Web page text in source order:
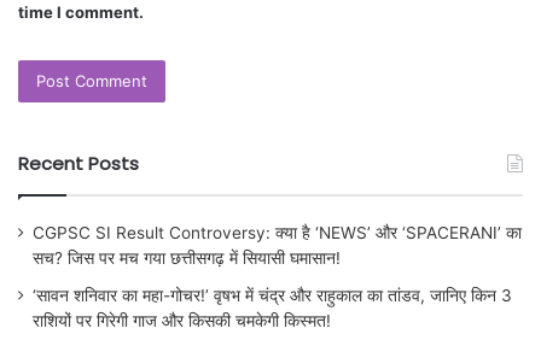
time I comment.
Recent Posts
CGPSC SI Result Controversy: क्या है ‘NEWS’ और ‘SPACERANI’ का
सच? जिस पर मच गया छत्तीसगढ़ में सियासी घमासान!
‘सावन शनिवार का महा-गोचर!’ वृषभ में चंद्र और राहुकाल का तांडव, जानिए किन 3
राशियों पर गिरेगी गाज और किसकी चमकेगी किस्मत!